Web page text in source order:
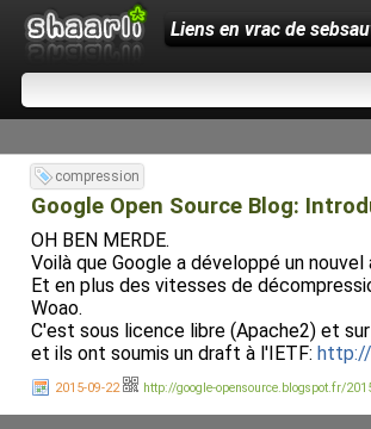
Liens en vrac de
compression
Google Open Source Blog:
OH BEN MERDE.
Voilà que Google a développé un
Et en plus des vitesses de
Woao.
C'est sous licence libre (Apache2) et sur
et ils ont soumis un draft à l'IETF:
2015-09-22 http://google-opensource.blogspot.fr/